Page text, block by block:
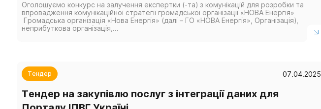
Оголошуємо конкурс на залучення експертки (-та) з комунікацій для розробки та
впровадження комунікаційної стратегії громадської організації «НОВА Енергія»
Громадська організація «Нова Енергія» (далі – ГО «НОВА Енергія», Організація),
неприбуткова організація,...
Тендер 07.04.2025
Тендер на закупівлю послуг з інтеграції даних для